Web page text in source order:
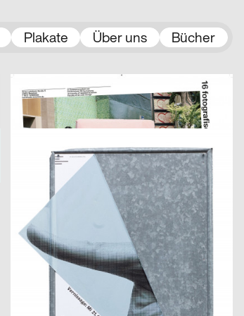
Plakate Über uns Bücher
strobo BM, Pfänder Matthias
2015
People/Square
Musée Libidinal
Yuan Wang
2015
Die Mauer – Der vertikale Horizont
Wurster Benjamin
2015
Dünger für Gestalter
Studio Feixen CH
2015